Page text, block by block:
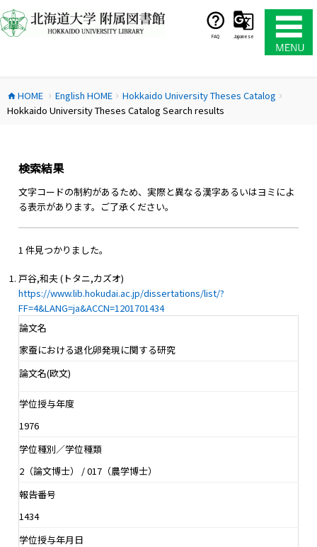
ン
テ
ス
キ
FAQ Japanese
home HOME chevron_right English HOMEchevron_right Hokkaido University Theses Catalog chevron_right
Hokkaido University Theses Catalog Search results
検索結果
文字コードの制約があるため、実際と異なる漢字あるいはヨミによ
る表示があります。ご了承ください。
1 件見つかりました。
戸谷,和夫 (トタニ,カズオ)
https://www.lib.hokudai.ac.jp/dissertations/list/?
FF=4&LANG=ja&ACCN=1201701434
論文名
家蚕における退化卵発現に関する研究
論文名(欧文)
学位授与年度
1976
学位種別／学位種類
2（論文博士） / 017（農学博士）
報告番号
1434
学位授与年月日